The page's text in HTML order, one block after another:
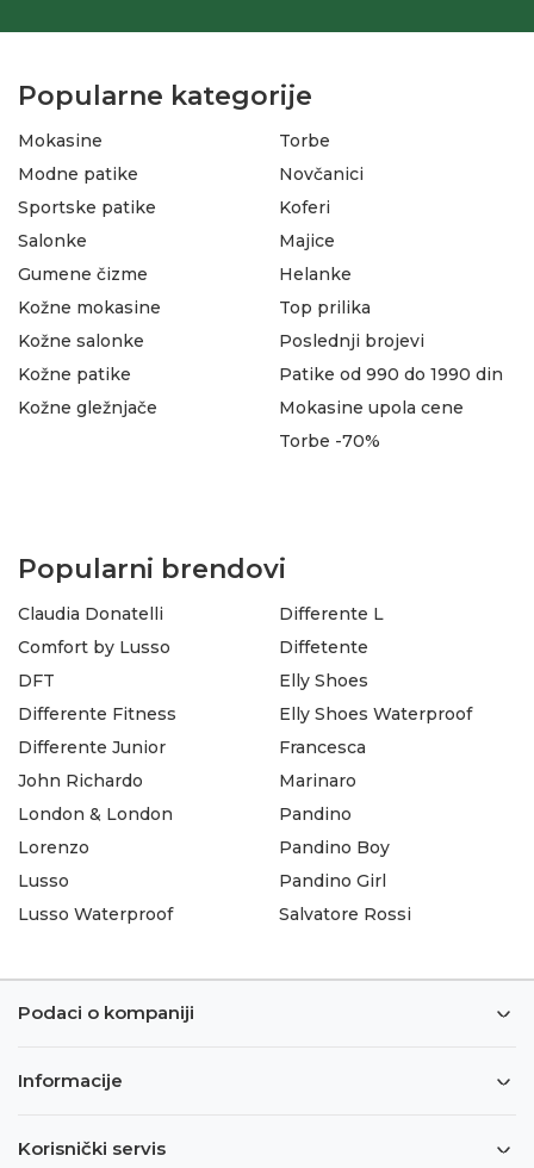
Popularne kategorije
Mokasine
Modne patike
Sportske patike
Salonke
Gumene čizme
Torbe
Novčanici
Koferi
Majice
Helanke
Kožne mokasine
Kožne salonke
Kožne patike
Kožne gležnjače
Top prilika
Poslednji brojevi
Patike od 990 do 1990 din
Mokasine upola cene
Torbe -70%
Popularni brendovi
Claudia Donatelli
Comfort by Lusso
DFT
Differente Fitness
Differente Junior
Differente L
Diffetente
Elly Shoes
Elly Shoes Waterproof
Francesca
John Richardo
London & London
Lorenzo
Lusso
Lusso Waterproof
Marinaro
Pandino
Pandino Boy
Pandino Girl
Salvatore Rossi
Podaci o kompaniji
Informacije
Korisnički servis